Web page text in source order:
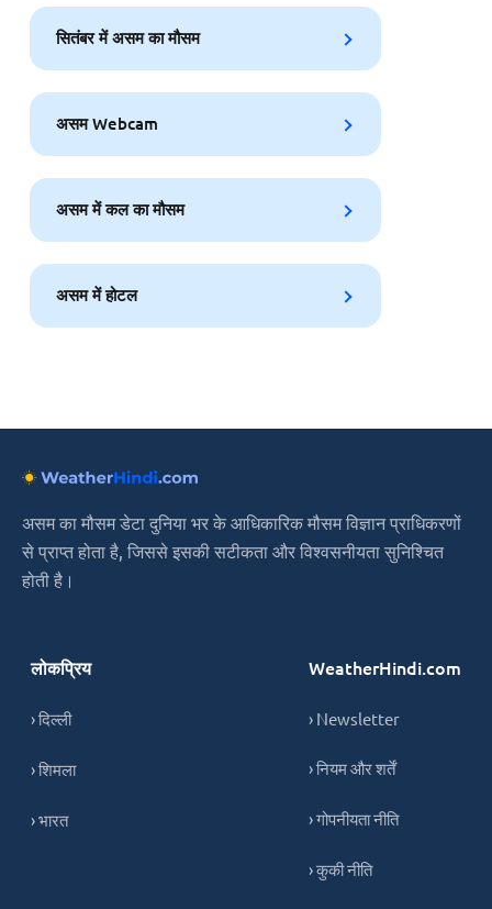
सितंबर में असम का मौसम
असम Webcam
असम में कल का मौसम
असम में होटल
असम का मौसम डेटा दुनिया भर के आधिकारिक मौसम विज्ञान प्राधिकरणों
से प्राप्त होता है, जिससे इसकी सटीकता और विश्वसनीयता सुनिश्चित
होती है।
लोकप्रिय
› दिल्ली
› शिमला
› भारत
WeatherHindi.com
› Newsletter
› नियम और शर्तें
› गोपनीयता नीति
› कुकी नीति